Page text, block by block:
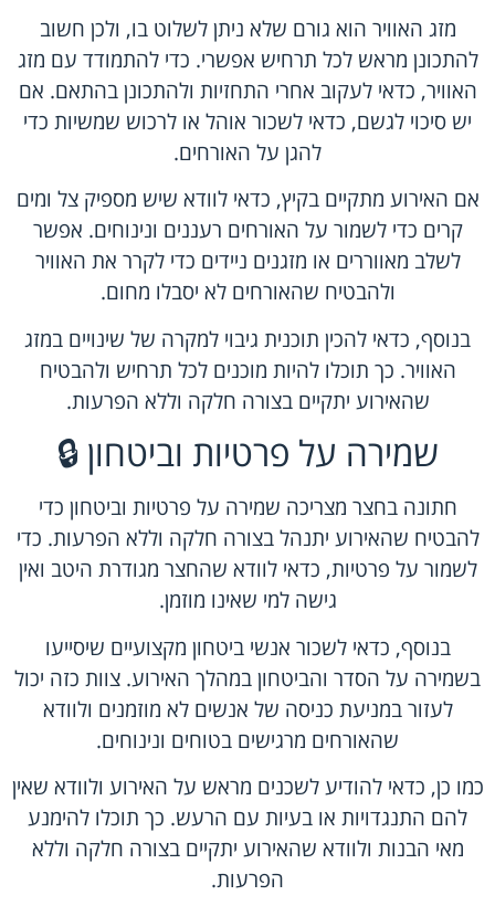
מזג האוויר הוא גורם שלא ניתן לשלוט בו, ולכן חשוב
להתכונן מראש לכל תרחיש אפשרי. כדי להתמודד עם מזג
האוויר, כדאי לעקוב אחרי התחזיות ולהתכונן בהתאם. אם
יש סיכוי לגשם, כדאי לשכור אוהל או לרכוש שמשיות כדי
להגן על האורחים.
אם האירוע מתקיים בקיץ, כדאי לוודא שיש מספיק צל ומים
קרים כדי לשמור על האורחים רעננים ונינוחים. אפשר
לשלב מאווררים או מזגנים ניידים כדי לקרר את האוויר
ולהבטיח שהאורחים לא יסבלו מחום.
בנוסף, כדאי להכין תוכנית גיבוי למקרה של שינויים במזג
האוויר. כך תוכלו להיות מוכנים לכל תרחיש ולהבטיח
שהאירוע יתקיים בצורה חלקה וללא הפרעות.
שמירה על פרטיות וביטחון 🔒
חתונה בחצר מצריכה שמירה על פרטיות וביטחון כדי
להבטיח שהאירוע יתנהל בצורה חלקה וללא הפרעות. כדי
לשמור על פרטיות, כדאי לוודא שהחצר מגודרת היטב ואין
גישה למי שאינו מוזמן.
בנוסף, כדאי לשכור אנשי ביטחון מקצועיים שיסייעו
בשמירה על הסדר והביטחון במהלך האירוע. צוות כזה יכול
לעזור במניעת כניסה של אנשים לא מוזמנים ולוודא
שהאורחים מרגישים בטוחים ונינוחים.
כמו כן, כדאי להודיע לשכנים מראש על האירוע ולוודא שאין
להם התנגדויות או בעיות עם הרעש. כך תוכלו להימנע
מאי הבנות ולוודא שהאירוע יתקיים בצורה חלקה וללא
הפרעות.